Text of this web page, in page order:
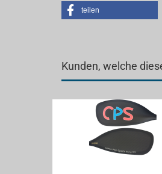
teilen
Kunden, welche